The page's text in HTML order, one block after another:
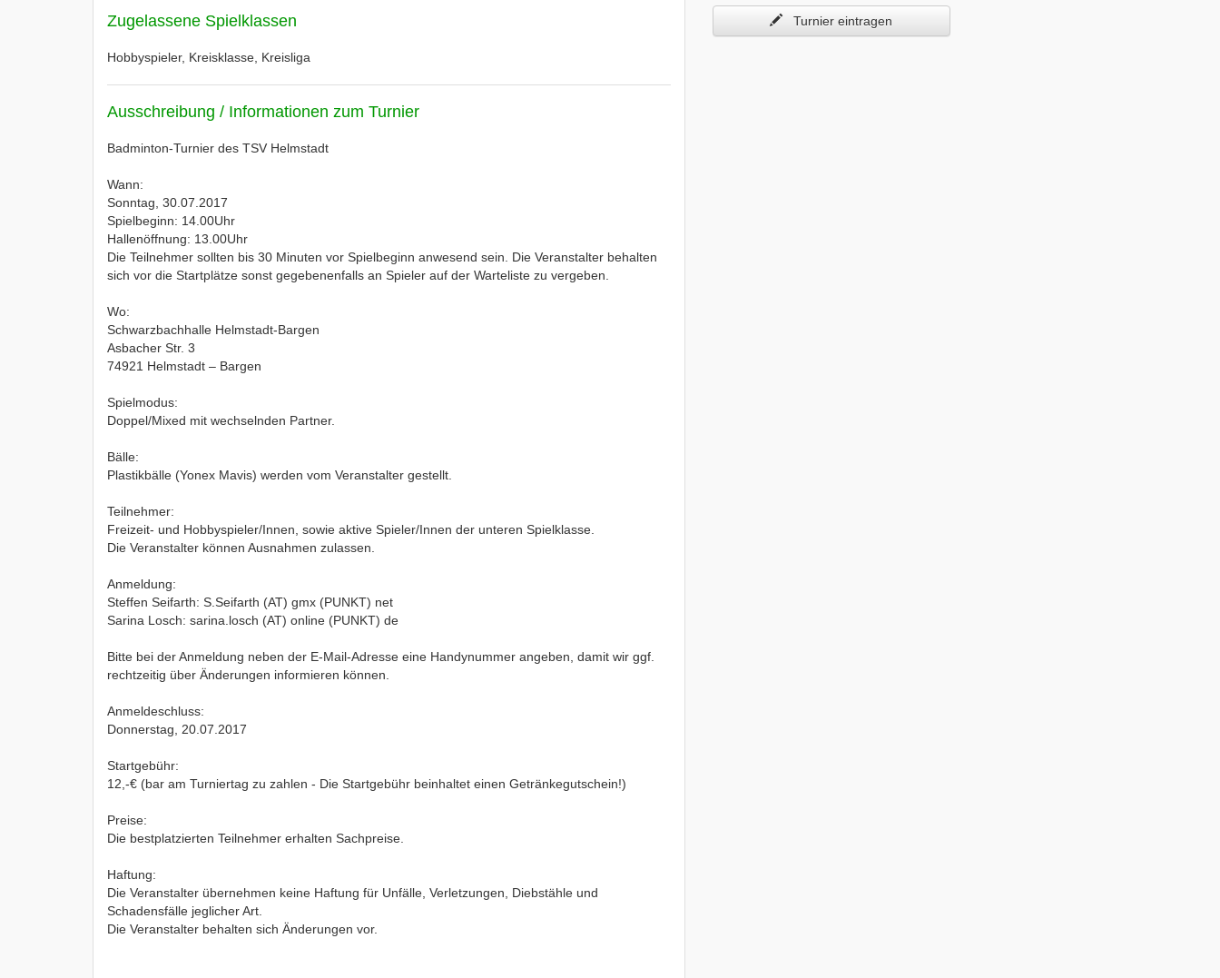
Zugelassene Spielklassen
Hobbyspieler, Kreisklasse, Kreisliga
Ausschreibung / Informationen zum Turnier
Badminton-Turnier des TSV Helmstadt
Wann:
Sonntag, 30.07.2017
Spielbeginn: 14.00Uhr
Hallenöffnung: 13.00Uhr
Die Teilnehmer sollten bis 30 Minuten vor Spielbeginn anwesend sein. Die Veranstalter behalten
sich vor die Startplätze sonst gegebenenfalls an Spieler auf der Warteliste zu vergeben.
Wo:
Schwarzbachhalle Helmstadt-Bargen
Asbacher Str. 3
74921 Helmstadt – Bargen
Spielmodus:
Doppel/Mixed mit wechselnden Partner.
Bälle:
Plastikbälle (Yonex Mavis) werden vom Veranstalter gestellt.
Teilnehmer:
Freizeit- und Hobbyspieler/Innen, sowie aktive Spieler/Innen der unteren Spielklasse.
Die Veranstalter können Ausnahmen zulassen.
Anmeldung:
Steffen Seifarth: S.Seifarth (AT) gmx (PUNKT) net
Sarina Losch: sarina.losch (AT) online (PUNKT) de
Bitte bei der Anmeldung neben der E-Mail-Adresse eine Handynummer angeben, damit wir ggf.
rechtzeitig über Änderungen informieren können.
Anmeldeschluss:
Donnerstag, 20.07.2017
Startgebühr:
12,-€ (bar am Turniertag zu zahlen - Die Startgebühr beinhaltet einen Getränkegutschein!)
Preise:
Die bestplatzierten Teilnehmer erhalten Sachpreise.
Haftung:
Die Veranstalter übernehmen keine Haftung für Unfälle, Verletzungen, Diebstähle und
Schadensfälle jeglicher Art.
Die Veranstalter behalten sich Änderungen vor.
Turnier eintragen